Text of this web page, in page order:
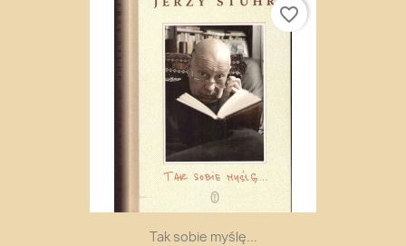
Tak sobie myślę...
favorite_border